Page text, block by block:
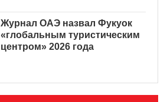
Журнал ОАЭ назвал Фукуок
«глобальным туристическим
центром» 2026 года